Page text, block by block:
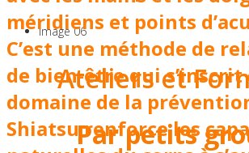
Image 06
Ateliers et
Par petits
méridiens et points
C’est une méthode de
de bien-être qui s’inscrit
domaine de la
Shiatsu renforce les